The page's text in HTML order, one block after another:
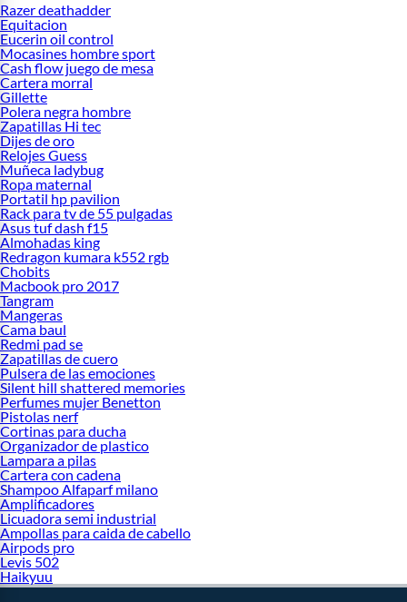
Razer deathadder
Equitacion
Eucerin oil control
Mocasines hombre sport
Cash flow juego de mesa
Cartera morral
Gillette
Polera negra hombre
Zapatillas Hi tec
Dijes de oro
Relojes Guess
Muñeca ladybug
Ropa maternal
Portatil hp pavilion
Rack para tv de 55 pulgadas
Asus tuf dash f15
Almohadas king
Redragon kumara k552 rgb
Chobits
Macbook pro 2017
Tangram
Mangeras
Cama baul
Redmi pad se
Zapatillas de cuero
Pulsera de las emociones
Silent hill shattered memories
Perfumes mujer Benetton
Pistolas nerf
Cortinas para ducha
Organizador de plastico
Lampara a pilas
Cartera con cadena
Shampoo Alfaparf milano
Amplificadores
Licuadora semi industrial
Ampollas para caida de cabello
Airpods pro
Levis 502
Haikyuu